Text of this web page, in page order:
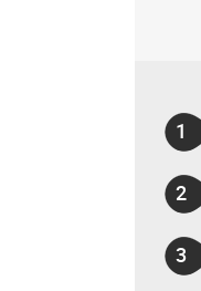
1
2
3